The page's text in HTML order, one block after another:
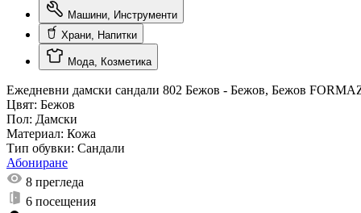
Машини, Инструменти
Храни, Напитки
Мода, Козметика
Ежедневни дамски сандали 802 Бежов - Бежов, Бежов
Цвят: Бежов
Пол: Дамски
Материал: Кожа
Тип обувки: Сандали
Абониране
8 прегледа
6 посещения